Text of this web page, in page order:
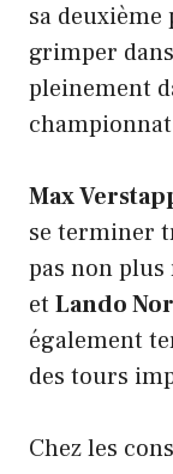
sa deuxième
grimper
pleinement
Max
se terminer
pas non
et Lando
également
des tours
Chez les